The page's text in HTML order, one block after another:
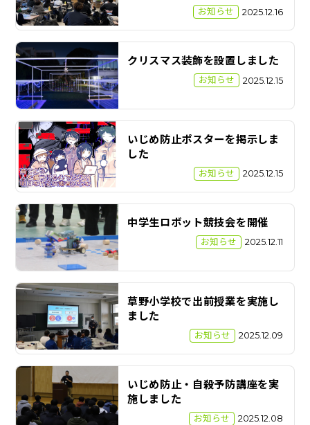
お知らせ 2025.12.16
クリスマス装飾を設置しました
お知らせ 2025.12.15
いじめ防止ポスターを掲示しま
した
お知らせ 2025.12.15
中学生ロボット競技会を開催
お知らせ 2025.12.11
草野小学校で出前授業を実施し
ました
お知らせ 2025.12.09
いじめ防止・自殺予防講座を実
施しました
お知らせ 2025.12.08